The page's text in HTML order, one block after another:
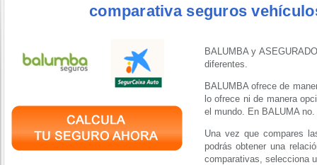
comparativa seguros
BALUMBA y
diferentes.
BALUMBA ofrece de
lo ofrece ni de manera
el mundo. En BALUMA no.
Una vez que compares
podrás obtener una
comparativas, selecciona